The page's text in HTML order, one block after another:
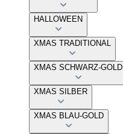
HALLOWEEN
XMAS TRADITIONAL
XMAS SCHWARZ-GOLD
XMAS SILBER
XMAS BLAU-GOLD